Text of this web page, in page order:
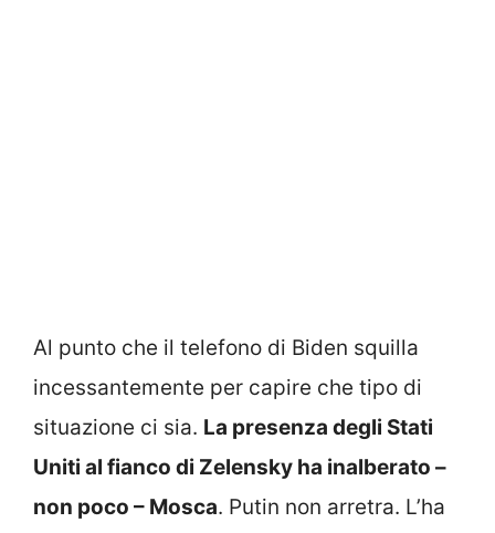
Al punto che il telefono di Biden squilla
incessantemente per capire che tipo di
situazione ci sia. La presenza degli Stati
Uniti al fianco di Zelensky ha inalberato –
non poco – Mosca. Putin non arretra. L’ha